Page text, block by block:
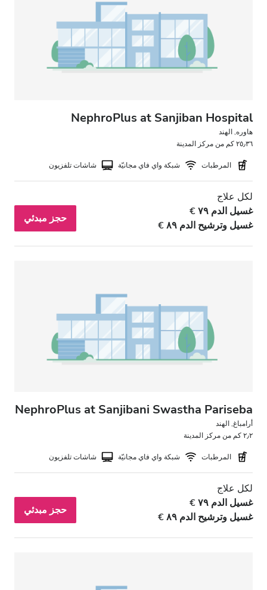
مرضى مصابين بفيروس نقص المناعة البشرية
مرضى مصابين بالتهاب الكبد B
مرضى مصابين بالتهاب الكبد C
بطاقة التأمين الصحيّ العالميّة
المرطبات
شبكة واي فاي مجانيّة
شاشات تلفزيون
أكثر من 300 يورو
المناوبات
الصباح
بعد الظهيرة
المساء
NephroPlus at Sanjiban Hospital
هاوره, الهند
٢٥٫٣٦ كم من مركز المدينة
المرطبات شبكة واي فاي مجانيّة شاشات تلفزيون
لكل علاج
غسيل الدم ٧٩ €
غسيل وترشيح الدم ٨٩ €
حجز مبدئي
NephroPlus at Sanjibani Swastha Pariseba
أرامباغ, الهند
٢٫٢ كم من مركز المدينة
المرطبات شبكة واي فاي مجانيّة شاشات تلفزيون
لكل علاج
غسيل الدم ٧٩ €
غسيل وترشيح الدم ٨٩ €
حجز مبدئي